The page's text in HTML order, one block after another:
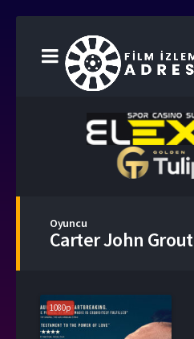
Oyuncu
Carter John Grout
1080p